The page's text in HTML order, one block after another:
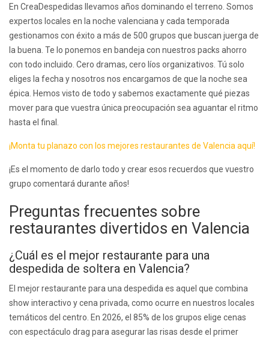
En CreaDespedidas llevamos años dominando el terreno. Somos
expertos locales en la noche valenciana y cada temporada
gestionamos con éxito a más de 500 grupos que buscan juerga de
la buena. Te lo ponemos en bandeja con nuestros packs ahorro
con todo incluido. Cero dramas, cero líos organizativos. Tú solo
eliges la fecha y nosotros nos encargamos de que la noche sea
épica. Hemos visto de todo y sabemos exactamente qué piezas
mover para que vuestra única preocupación sea aguantar el ritmo
hasta el final.
¡Monta tu planazo con los mejores restaurantes de Valencia aquí!
¡Es el momento de darlo todo y crear esos recuerdos que vuestro
grupo comentará durante años!
Preguntas frecuentes sobre
restaurantes divertidos en Valencia
¿Cuál es el mejor restaurante para una
despedida de soltera en Valencia?
El mejor restaurante para una despedida es aquel que combina
show interactivo y cena privada, como ocurre en nuestros locales
temáticos del centro. En 2026, el 85% de los grupos elige cenas
con espectáculo drag para asegurar las risas desde el primer